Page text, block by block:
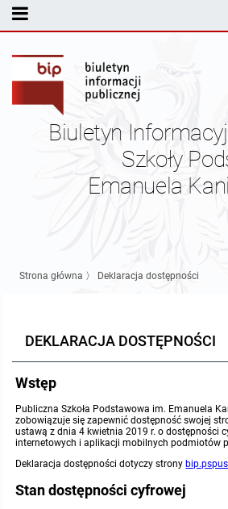
Biuletyn
Szkoły
Emanuela
Szkoła
Sprawozdania finansowe
MENU
Strona główna 〉 Deklaracja dostępności
DEKLARACJA DOSTĘPNOŚCI
Wstęp
Publiczna Szkoła Podstawowa im. Emanuela
zobowiązuje się zapewnić dostępność swojej
ustawą z dnia 4 kwietnia 2019 r. o dostępności
internetowych i aplikacji mobilnych podmiotów
Deklaracja dostępności dotyczy strony
Stan dostępności cyfrowej